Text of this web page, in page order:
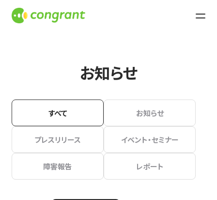
お知らせ
すべて お知らせ
プレスリリース イベント・セミナー
障害報告 レポート